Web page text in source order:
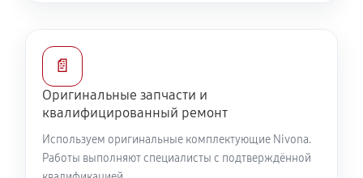
📄
Оригинальные запчасти и
квалифицированный ремонт
Используем оригинальные комплектующие Nivona.
Работы выполняют специалисты с подтверждённой